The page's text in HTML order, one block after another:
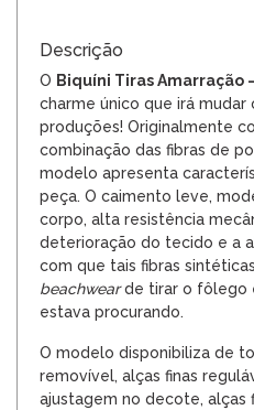
Descrição
O Biquíni Tiras Amarração
charme único que irá mudar
produções! Originalmente
combinação das fibras de
modelo apresenta
peça. O caimento leve,
corpo, alta resistência
deterioração do tecido e a
com que tais fibras
beachwearde tirar o fôlego
estava procurando.
O modelo disponibiliza de
removível, alças finas
ajustagem no decote, alças